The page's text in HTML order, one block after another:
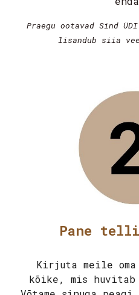
Praegu ootavad Sind
lisandub siia
Pane
Kirjuta meile
kõike, mis huvitab